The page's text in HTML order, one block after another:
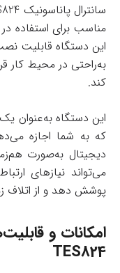
مناسب برای استفاده
این دستگاه قابلیت نصب
به‌راحتی در محیط کار
کند.
این دستگاه به‌عنوان
که به شما اجازه
می‌تواند نیازهای
پوشش دهد و از اتلاف
TES824